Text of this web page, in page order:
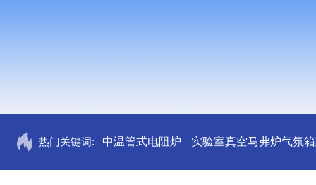
热门关键词: 中温管式电阻炉 实验室真空马弗炉气氛